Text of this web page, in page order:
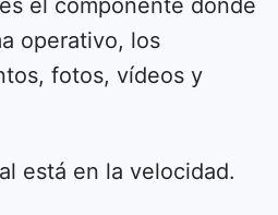
el componente donde
operativo, los
fotos, vídeos y
está en la velocidad.